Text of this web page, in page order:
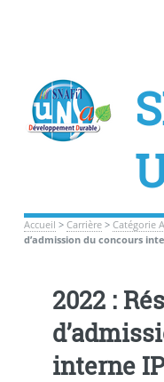
Accueil > Carrière> Catégorie A
d’admission du concours
2022 :
interne